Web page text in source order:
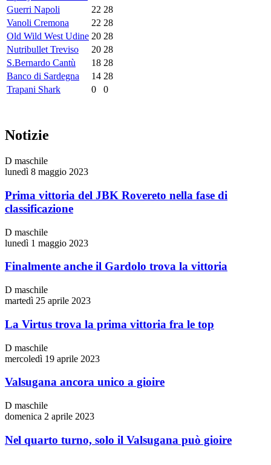
Guerri Napoli
22 28
Vanoli Cremona
22 28
Old Wild West Udine 20 28
Nutribullet Treviso
20 28
S.Bernardo Cantù
18 28
Banco di Sardegna
14 28
Trapani Shark
0 0
Notizie
D maschile
lunedì 8 maggio 2023
Prima vittoria del JBK Rovereto nella fase di
classificazione
D maschile
lunedì 1 maggio 2023
Finalmente anche il Gardolo trova la vittoria
D maschile
martedì 25 aprile 2023
La Virtus trova la prima vittoria fra le top
D maschile
mercoledì 19 aprile 2023
Valsugana ancora unico a gioire
D maschile
domenica 2 aprile 2023
Nel quarto turno, solo il Valsugana può gioire